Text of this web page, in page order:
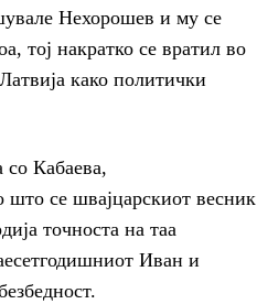
Нехорошев и му се
тој накратко се вратил во
како политички
со Кабаева,
се швајцарскиот весник
точноста на таа
Иван и